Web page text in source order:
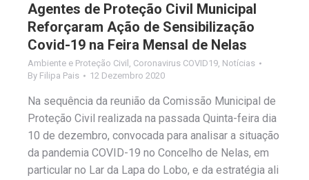
Agentes de Proteção Civil Municipal
Reforçaram Ação de Sensibilização
Covid-19 na Feira Mensal de Nelas
Ambiente e Proteção Civil , Coronavirus COVID19, Notícias
By Filipa Pais 12 Dezembro 2020
Na sequência da reunião da Comissão Municipal de
Proteção Civil realizada na passada Quinta-feira dia
10 de dezembro, convocada para analisar a situação
da pandemia COVID-19 no Concelho de Nelas, em
particular no Lar da Lapa do Lobo, e da estratégia ali